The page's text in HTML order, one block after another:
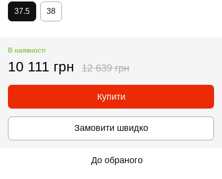
37.5 38
В наявності
10 111 грн 12 639 грн
Купити
Замовити швидко
До обраного